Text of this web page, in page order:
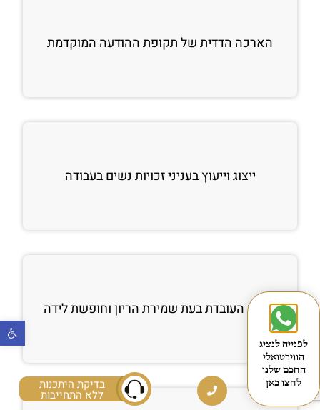
בדיקת היתכנות
ללא התחייבות
הארכה הדדית של תקופת ההודעה המוקדמת
ייצוג וייעוץ בעניני זכויות נשים בעבודה
זכויות העובדת בעת שמירת הריון וחופשת לידה
לפנייה לנציג
הווירטואלי
החכם שלנו
לחצו כאן